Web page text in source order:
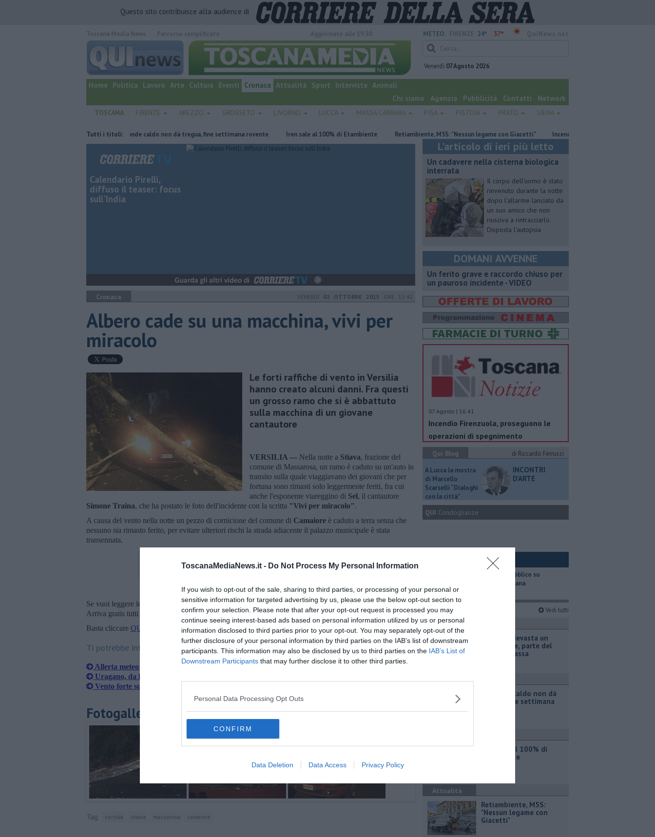
ToscanaMediaNews.it - Do Not Process My Personal Information
If you wish to opt-out of the sale, sharing to third parties, or processing of your personal or
sensitive information for targeted advertising by us, please use the below opt-out section to
confirm your selection. Please note that after your opt-out request is processed you may
continue seeing interest-based ads based on personal information utilized by us or personal
information disclosed to third parties prior to your opt-out. You may separately opt-out of the
further disclosure of your personal information by third parties on the IAB’s list of downstream
participants. This information may also be disclosed by us to third parties on the IAB’s List of
Downstream Participants that may further disclose it to other third parties.
Personal Data Processing Opt Outs
CONFIRM
Data Deletion Data Access Privacy Policy
Questo sito contribuisce alla audience di
quotidiano online.
METEO: 24° 37°
Venerdì 07 Agosto 2026
Home Politica Lavoro Arte Cultura Eventi Cronaca Attualità Sport Interviste Animali
Chi siamo
Agenzia Pubblicità Contatti Network
TOSCANA FIRENZE AREZZO GROSSETO LIVORNO LUCCA MASSA CARRARA PISA PISTOIA PRATO SIENA
Tutti i titoli:
Il grande caldo non dà tregua, fine settimana rovente Iren sale al 100% di Etambiente Retiambiente, M5S: "Nessun legame con Giacetti" Incendio devasta un capannone, parte
Calendario Pirelli,
diffuso il teaser: focus
sull'India
Cronaca VENERDÌ 02 OTTOBRE 2015 ORE 11:42
Albero cade su una macchina, vivi per
miracolo
Le forti raffiche di vento in Versilia
hanno creato alcuni danni. Fra questi
un grosso ramo che si è abbattuto
sulla macchina di un giovane
cantautore
VERSILIA — Nella notte a Stiava, frazione del
comune di Massarosa, un ramo è caduto su un'auto in
transito sulla quale viaggiavano dei giovani che per
fortuna sono rimasti solo leggermente feriti, fra cui
anche l'esponente viareggino di Sel, il cantautore
Simone Traina, che ha postato le foto dell'incidente con la scritta "Vivi per miracolo".
A causa del vento nella notte un pezzo di cornicione del comune di Camaiore è caduto a terra senza che
nessuno sia rimasto ferito, per evitare ulteriori rischi la strada adiacente il palazzo municipale è stata
transennata.
Se vuoi leggere le notizie principali della Toscana iscriviti allaNewsletter QUInews - ToscanaMedia.
Arriva gratis tutti i giorni alle 20:00 direttamente nella tua casella di posta.
Basta cliccare QUI
Ti potrebbe interessare anche:
Allerta meteo arancione: forti temporali
Uragano, da lunedì sportello per i cittadini
Vento forte su tutta la Versilia
Fotogallery
Tag versilia stiava massarosa camaiore
L'articolo di ieri più letto
Un cadavere nella cisterna biologica
interrata
Il corpo dell'uomo è stato
rinvenuto durante la notte
dopo l'allarme lanciato da
un suo amico che non
riusciva a rintracciarlo.
Disposta l'autopsia
DOMANI AVVENNE
Un ferito grave e raccordo chiuso per
un pauroso incidente - VIDEO
07 Agosto | 16.41
Incendio Firenzuola, proseguono le
operazioni di spegnimento
Qui Blog
di Riccardo Ferrucci
A Lucca la mostra
di Marcello
Scarselli “Dialoghi
con la città"
INCONTRI
D'ARTE
QUI Condoglianze
​Il trasporto pubblico su
gomma in Toscana
Ultimi articoli Vedi tutti
Cronaca
Incendio devasta un
capannone, parte del
tetto collassa
Attualità
Il grande caldo non dà
tregua, fine settimana
Iren sale al 100% di
Etambiente
Attualità
Retiambiente, M5S:
"Nessun legame con
Giacetti"